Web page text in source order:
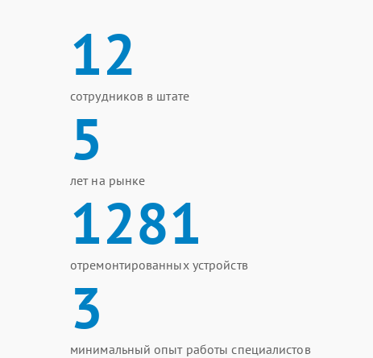
12
сотрудников в штате
5
лет на рынке
1281
отремонтированных устройств
3
минимальный опыт работы специалистов